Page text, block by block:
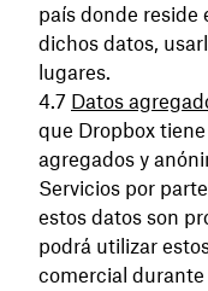
país donde reside
dichos datos,
lugares.
Datos
que Dropbox
agregados y
Servicios por
estos datos son
podrá utilizar
comercial durante